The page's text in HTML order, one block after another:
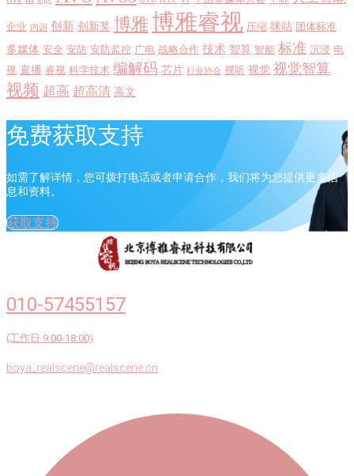
企业 内训 创新 创新奖 博雅博雅睿视 压缩 咪咕 团体标准
多媒体 安全 安防 安防监控 广电 战略合作 技术 智算 智能 标准 沉浸 电
视 直播 睿视 科学技术 编解码 芯片 行业协会 视听 视觉 视觉智算
视频 超高 超高清 高文
免费获取支持
如需了解详情，您可拨打电话或者申请合作，我们将为您提供更多信
息和资料。
获取支持
010-57455157
(工作日 9:00-18:00)
boya_realscene@realscene.cn